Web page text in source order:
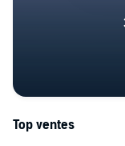
Top ventes